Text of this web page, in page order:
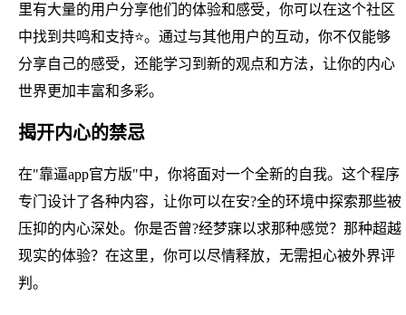
里有大量的用户分享他们的体验和感受，你可以在这个社区
中找到共鸣和支持⭐。通过与其他用户的互动，你不仅能够
分享自己的感受，还能学习到新的观点和方法，让你的内心
世界更加丰富和多彩。
揭开内心的禁忌
在"靠逼app官方版"中，你将面对一个全新的自我。这个程序
专门设计了各种内容，让你可以在安?全的环境中探索那些被
压抑的内心深处。你是否曾?经梦寐以求那种感觉？那种超越
现实的体验？在这里，你可以尽情释放，无需担心被外界评
判。